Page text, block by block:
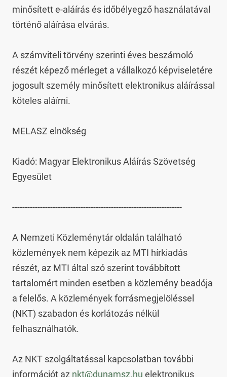
minősített e-aláírás és időbélyegző használatával
történő aláírása elvárás.
A számviteli törvény szerinti éves beszámoló
részét képező mérleget a vállalkozó képviseletére
jogosult személy minősített elektronikus aláírással
köteles aláírni.
MELASZ elnökség
Kiadó: Magyar Elektronikus Aláírás Szövetség
Egyesület
-------------------------------------------------------------------
A Nemzeti Közleménytár oldalán található
közlemények nem képezik az MTI hírkiadás
részét, az MTI által szó szerint továbbított
tartalomért minden esetben a közlemény beadója
a felelős. A közlemények forrásmegjelöléssel
(NKT) szabadon és korlátozás nélkül
felhasználhatók.
Az NKT szolgáltatással kapcsolatban további
információt az nkt@dunamsz.hu elektronikus